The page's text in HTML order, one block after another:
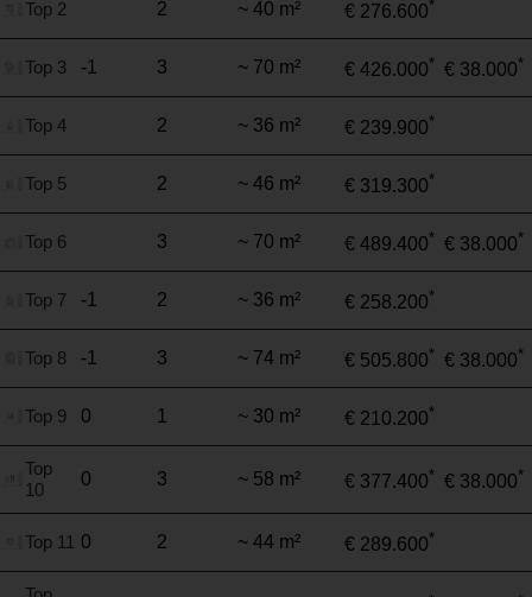
Top 2 2 ~ 40 m² € 276.600*
Top 3 -1 3 ~ 70 m² € 426.000* € 38.000*
Top 4 2 ~ 36 m² € 239.900*
Top 5 2 ~ 46 m² € 319.300*
Top 6 3 ~ 70 m² € 489.400* € 38.000*
Top 7 -1 2 ~ 36 m² € 258.200*
Top 8 -1 3 ~ 74 m² € 505.800* € 38.000*
Top 9 0 1 ~ 30 m² € 210.200*
Top
10
0 3 ~ 58 m² € 377.400* € 38.000*
Top 11 0 2 ~ 44 m² € 289.600*